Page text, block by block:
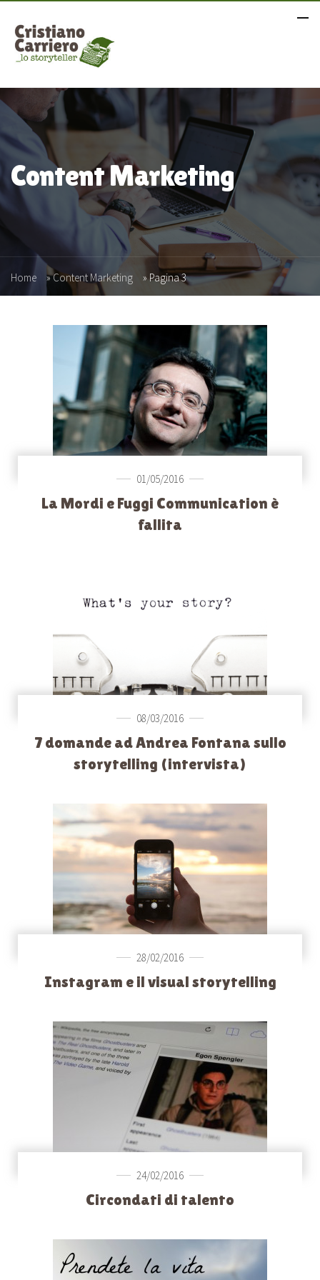
Content Marketing
Home »Content Marketing »Pagina 3
01/05/2016
La Mordi e Fuggi Communication è
fallita
08/03/2016
7 domande ad Andrea Fontana sullo
storytelling (intervista)
28/02/2016
Instagram e il visual storytelling
24/02/2016
Circondati di talento